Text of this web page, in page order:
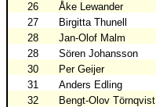
26
Åke Lewander
27
Birgitta Thunell
28
Jan-Olof Malm
28
Sören Johansson
30
Per Geijer
31
Anders Edling
32
Bengt-Olov Törnqvist